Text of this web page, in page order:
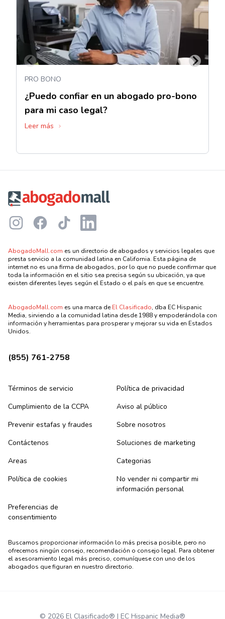
PRO BONO
¿Puedo confiar en un abogado pro-bono
para mi caso legal?
Leer más
InstagramFacebookTikTok LinkedIn
AbogadoMall.com es un directorio de abogados y servicios legales que
presta servicio a la comunidad latina en California. Esta página de
internet no es una firma de abogados, por lo que no puede confirmar que
toda la información en el sitio sea precisa según su ubicación, ya que
existen diferentes leyes según el Estado o el país en que se encuentre.
AbogadoMall.com es una marca deEl Clasificado, dba EC Hispanic
Media, sirviendo a la comunidad latina desde 1988 y empoderándola con
información y herramientas para prosperar y mejorar su vida en Estados
Unidos.
(855) 761-2758
Términos de servicio
Política de privacidad
Cumplimiento de la CCPA
Aviso al público
Prevenir estafas y fraudes
Sobre nosotros
Contáctenos
Soluciones de marketing
Areas
Categorias
Política de cookies
No vender ni compartir mi
información personal
Preferencias de
consentimiento
Buscamos proporcionar información lo más precisa posible, pero no
ofrecemos ningún consejo, recomendación o consejo legal. Para obtener
el asesoramiento legal más preciso, comuníquese con uno de los
abogados que figuran en nuestro directorio.
© 2026 El Clasificado® | EC Hispanic Media®